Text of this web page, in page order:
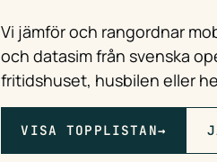
Vi jämför och rangordnar
och datasim från svenska
fritidshuset, husbilen eller
VISA TOPPLISTAN→